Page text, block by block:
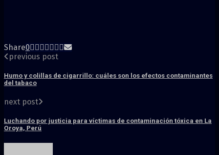
Share0
previous post
Humo y colillas de cigarrillo: cuáles son los efectos contaminantes
del tabaco
next post
Luchando por justicia para víctimas de contaminación tóxica en La
Oroya, Perú